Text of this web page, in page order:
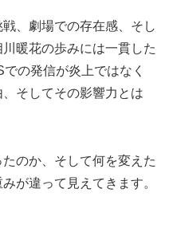
、劇場での存在感、そし
暖花の歩みには一貫した
の発信が炎上ではなく
そしてその影響力とは
のか、そして何を変えた
が違って見えてきます。